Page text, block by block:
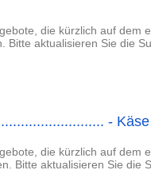
die kürzlich auf dem
Bitte aktualisieren Sie die
-
die kürzlich auf dem
Bitte aktualisieren Sie die